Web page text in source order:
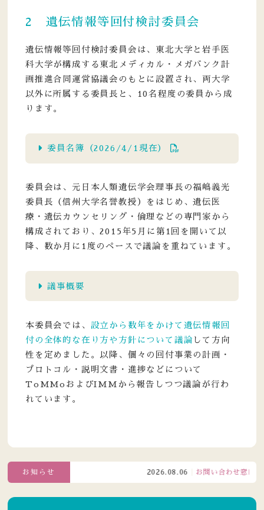
2 遺伝情報等回付検討委員会
遺伝情報等回付検討委員会は、東北大学と岩手医
科大学が構成する東北メディカル・メガバンク計
画推進合同運営協議会のもとに設置され、両大学
以外に所属する委員長と、10名程度の委員から成
ります。
委員名簿（2026/4/1現在）
委員会は、元日本人類遺伝学会理事長の福嶋義光
委員長（信州大学名誉教授）をはじめ、遺伝医
療・遺伝カウンセリング・倫理などの専門家から
構成されており、2015年5月に第1回を開いて以
降、数か月に1度のペースで議論を重ねています。
議事概要
本委員会では、 設立から数年をかけて遺伝情報回
付の全体的な在り方や方針について議論 して方向
性を定めました。以降、個々の回付事業の計画・
プロトコル・説明文書・進捗などについて
ToMMoおよびIMMから報告しつつ議論が行わ
れています。
お知らせ 2026.08.06 お問い合わせ窓口電